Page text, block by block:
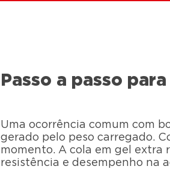
Passo a passo
Uma ocorrência comum com
gerado pelo peso carregado.
momento. A cola em gel extra
resistência e desempenho na